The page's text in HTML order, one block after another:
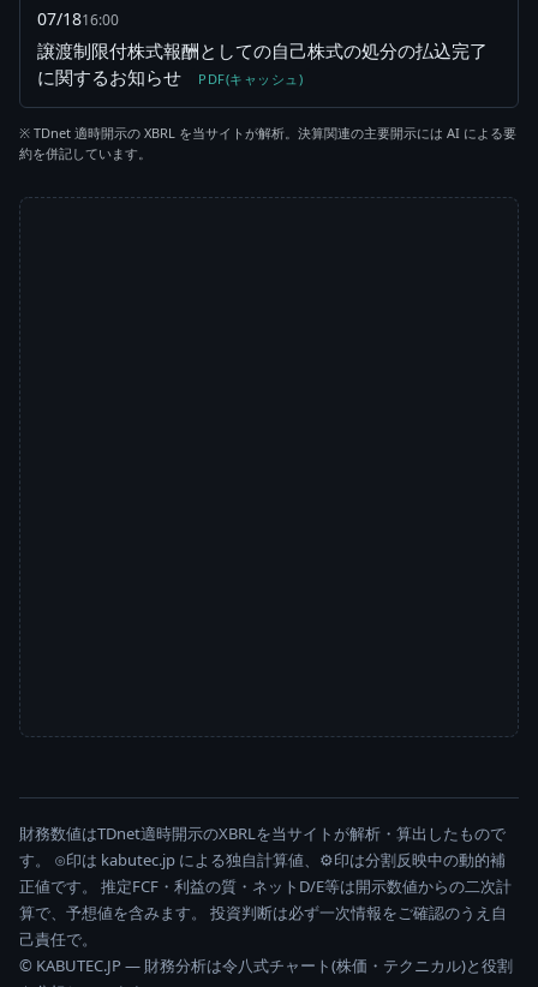
07/1816:00
譲渡制限付株式報酬としての自己株式の処分の払込完了
に関するお知らせ
PDF(キャッシュ)
※ TDnet 適時開示の XBRL を当サイトが解析。決算関連の主要開示には AI による要
約を併記しています。
財務数値はTDnet適時開示のXBRLを当サイトが解析・算出したもので
す。 ⊙印は kabutec.jp による独自計算値、⚙印は分割反映中の動的補
正値です。 推定FCF・利益の質・ネットD/E等は開示数値からの二次計
算で、予想値を含みます。 投資判断は必ず一次情報をご確認のうえ自
己責任で。
© KABUTEC.JP — 財務分析は令八式チャート(株価・テクニカル)と役割